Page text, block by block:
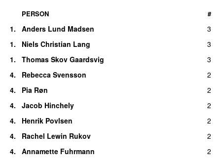
PERSON #
1. Anders Lund Madsen
3
1.
Niels Christian Lang
3
1.
Thomas Skov Gaardsvig
3
4.
Rebecca Svensson
2
4.
Pia Røn
2
4.
Jacob Hinchely
2
4.
Henrik Povlsen
2
4.
Rachel Lewin Rukov
2
4.
Annamette Fuhrmann 2